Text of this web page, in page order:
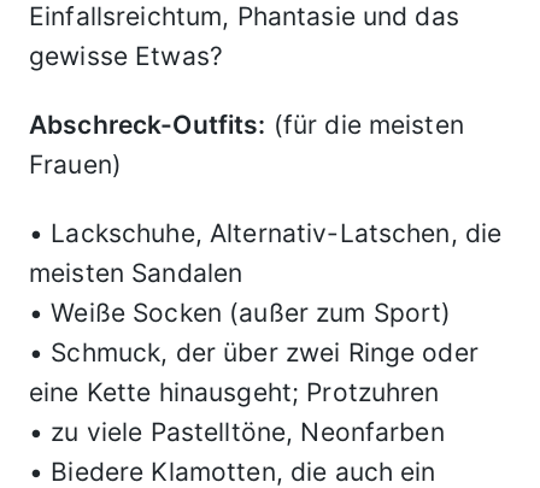
Einfallsreichtum, Phantasie und das
gewisse Etwas?
Abschreck-Outfits: (für die meisten
Frauen)
• Lackschuhe, Alternativ-Latschen, die
meisten Sandalen
• Weiße Socken (außer zum Sport)
• Schmuck, der über zwei Ringe oder
eine Kette hinausgeht; Protzuhren
• zu viele Pastelltöne, Neonfarben
• Biedere Klamotten, die auch ein